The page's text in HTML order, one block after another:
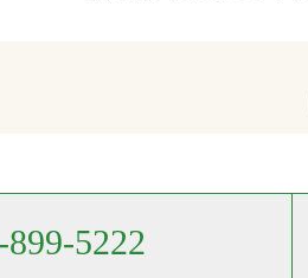
899-5222